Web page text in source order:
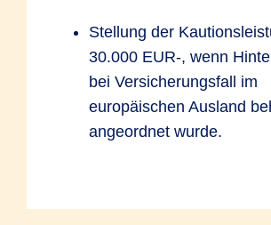
Stellung der
30.000 EUR-, wenn
bei Versicherungsfall im
europäischen Ausland
angeordnet wurde.